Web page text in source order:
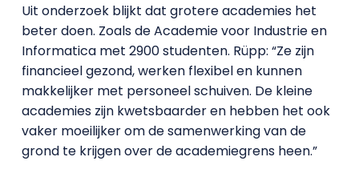
Uit onderzoek blijkt dat grotere academies het
beter doen. Zoals de Academie voor Industrie en
Informatica met 2900 studenten. Rüpp: “Ze zijn
financieel gezond, werken flexibel en kunnen
makkelijker met personeel schuiven. De kleine
academies zijn kwetsbaarder en hebben het ook
vaker moeilijker om de samenwerking van de
grond te krijgen over de academiegrens heen.”